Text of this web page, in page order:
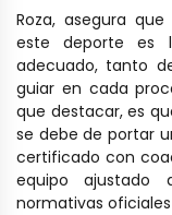
Roza, asegura
este deporte es
adecuado, tanto
guiar en cada
que destacar, es
se debe de portar
certificado con
equipo ajustado
normativas